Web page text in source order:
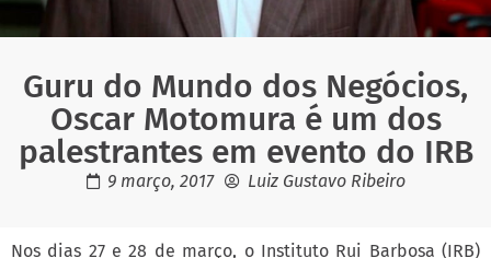
Guru do Mundo dos Negócios,
Oscar Motomura é um dos
palestrantes em evento do IRB
9 março, 2017 Luiz Gustavo Ribeiro
Nos dias 27 e 28 de março, o Instituto Rui Barbosa (IRB)